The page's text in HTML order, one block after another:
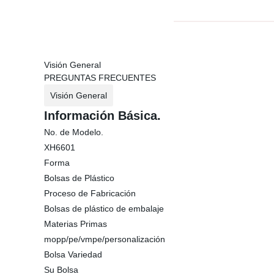
Visión General
PREGUNTAS FRECUENTES
Visión General
Información Básica.
No. de Modelo.
XH6601
Forma
Bolsas de Plástico
Proceso de Fabricación
Bolsas de plástico de embalaje
Materias Primas
mopp/pe/vmpe/personalización
Bolsa Variedad
Su Bolsa